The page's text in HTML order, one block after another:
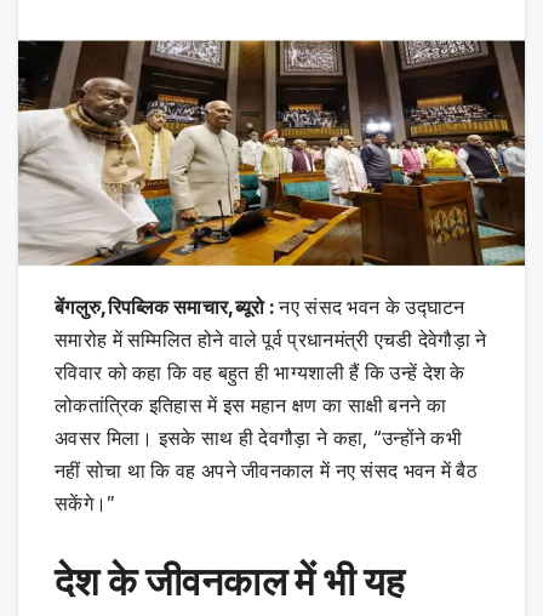
बेंगलुरु,रिपब्लिक समाचार,ब्यूरो :नए संसद भवन के उद्घाटन
समारोह में सम्मिलित होने वाले पूर्व प्रधानमंत्री एचडी देवेगौड़ा ने
रविवार को कहा कि वह बहुत ही भाग्यशाली हैं कि उन्हें देश के
लोकतांत्रिक इतिहास में इस महान क्षण का साक्षी बनने का
अवसर मिला। इसके साथ ही देवगौड़ा ने कहा, “उन्होंने कभी
नहीं सोचा था कि वह अपने जीवनकाल में नए संसद भवन में बैठ
सकेंगे।”
देश के जीवनकाल में भी यह